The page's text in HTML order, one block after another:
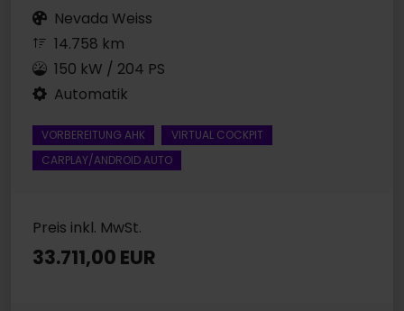
Nevada Weiss
14.758 km
150 kW / 204 PS
Automatik
VORBEREITUNG AHK
VIRTUAL COCKPIT
CARPLAY/ANDROID AUTO
Preis inkl. MwSt.
33.711,00 EUR